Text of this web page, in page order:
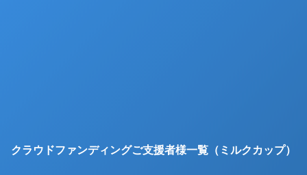
クラウドファンディングご支援者様一覧（ミルクカップ）